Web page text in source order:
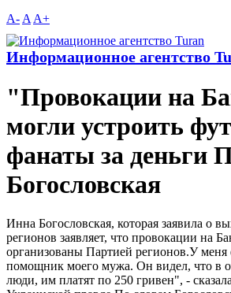
A- A A+
Информационное агентство
"Провокации на
могли устроить
фанаты за деньги
Богословская
Инна Богословская, которая заявила о
регионов заявляет, что провокации на
организованы Партией регионов.У меня
помощник моего мужа. Он видел, что в
люди, им платят по 250 гривен", -